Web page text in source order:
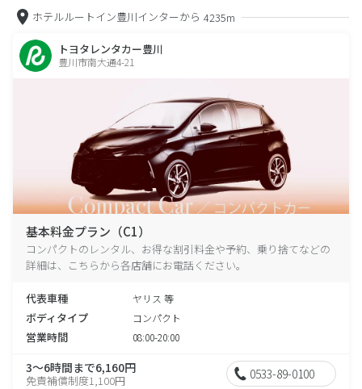
ホテルルートイン豊川インターから 4235m
トヨタレンタカー豊川
豊川市南大通4-21
基本料金プラン（C1）
コンパクトのレンタル、お得な割引料金や予約、乗り捨てなどの
詳細は、こちらから各店舗にお電話ください。
代表車種 ヤリス 等
ボディタイプ コンパクト
営業時間 08:00-20:00
3～6時間まで6,160円
免責補償制度1,100円 0533-89-0100